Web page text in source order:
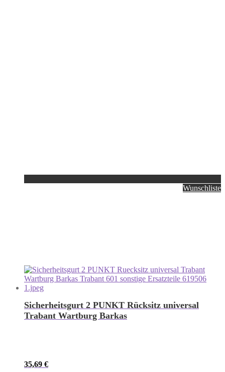
Wunschliste
Sicherheitsgurt 2 PUNKT Rücksitz universal
Trabant Wartburg Barkas
35,69 €